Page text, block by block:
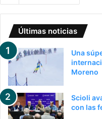
Últimas noticias
Una
Moreno
Scioli
con las